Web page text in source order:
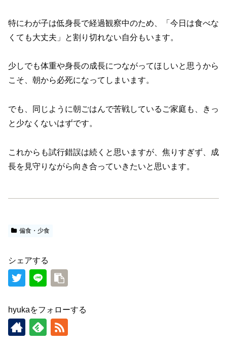
特にわが子は低身長で経過観察中のため、「今日は食べな
くても大丈夫」と割り切れない自分もいます。
少しでも体重や身長の成長につながってほしいと思うから
こそ、朝から必死になってしまいます。
でも、同じように朝ごはんで苦戦しているご家庭も、きっ
と少なくないはずです。
これからも試行錯誤は続くと思いますが、焦りすぎず、成
長を見守りながら向き合っていきたいと思います。
偏食・少食
シェアする
hyukaをフォローする